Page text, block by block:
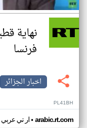
نهاية
فرنسا
اخبار الجزائر
PL41BH
ار تي عربي• arabic.rt.com